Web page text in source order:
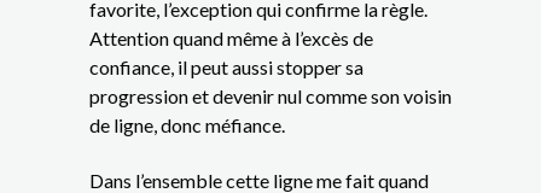
favorite, l’exception qui confirme la règle.
Attention quand même à l’excès de
confiance, il peut aussi stopper sa
progression et devenir nul comme son voisin
de ligne, donc méfiance.
Dans l’ensemble cette ligne me fait quand